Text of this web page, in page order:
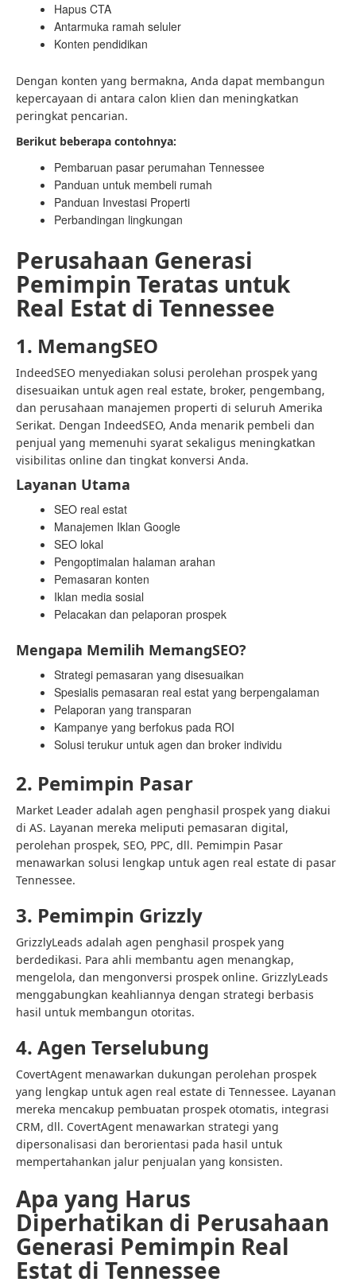
Hapus CTA
Antarmuka ramah seluler
Konten pendidikan
Dengan konten yang bermakna, Anda dapat membangun
kepercayaan di antara calon klien dan meningkatkan
peringkat pencarian.
Berikut beberapa contohnya:
Pembaruan pasar perumahan Tennessee
Panduan untuk membeli rumah
Panduan Investasi Properti
Perbandingan lingkungan
Perusahaan Generasi
Pemimpin Teratas untuk
Real Estat di Tennessee
1. MemangSEO
IndeedSEO menyediakan solusi perolehan prospek yang
disesuaikan untuk agen real estate, broker, pengembang,
dan perusahaan manajemen properti di seluruh Amerika
Serikat. Dengan IndeedSEO, Anda menarik pembeli dan
penjual yang memenuhi syarat sekaligus meningkatkan
visibilitas online dan tingkat konversi Anda.
Layanan Utama
SEO real estat
Manajemen Iklan Google
SEO lokal
Pengoptimalan halaman arahan
Pemasaran konten
Iklan media sosial
Pelacakan dan pelaporan prospek
Mengapa Memilih MemangSEO?
Strategi pemasaran yang disesuaikan
Spesialis pemasaran real estat yang berpengalaman
Pelaporan yang transparan
Kampanye yang berfokus pada ROI
Solusi terukur untuk agen dan broker individu
2. Pemimpin Pasar
Market Leader adalah agen penghasil prospek yang diakui
di AS. Layanan mereka meliputi pemasaran digital,
perolehan prospek, SEO, PPC, dll. Pemimpin Pasar
menawarkan solusi lengkap untuk agen real estate di pasar
Tennessee.
3. Pemimpin Grizzly
GrizzlyLeads adalah agen penghasil prospek yang
berdedikasi. Para ahli membantu agen menangkap,
mengelola, dan mengonversi prospek online. GrizzlyLeads
menggabungkan keahliannya dengan strategi berbasis
hasil untuk membangun otoritas.
4. Agen Terselubung
CovertAgent menawarkan dukungan perolehan prospek
yang lengkap untuk agen real estate di Tennessee. Layanan
mereka mencakup pembuatan prospek otomatis, integrasi
CRM, dll. CovertAgent menawarkan strategi yang
dipersonalisasi dan berorientasi pada hasil untuk
mempertahankan jalur penjualan yang konsisten.
Apa yang Harus
Diperhatikan di Perusahaan
Generasi Pemimpin Real
Estat di Tennessee